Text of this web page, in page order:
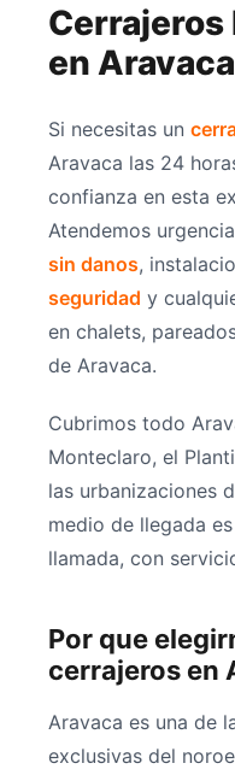
Cerrajeros
en Aravaca
Si necesitas un
Aravaca las 24
confianza en esta
Atendemos
sin danos,
seguridad y
en chalets,
de Aravaca.
Cubrimos todo
Monteclaro, el
las urbanizaciones
medio de llegada
llamada, con
Por que
cerrajeros en
Aravaca es una de
exclusivas del